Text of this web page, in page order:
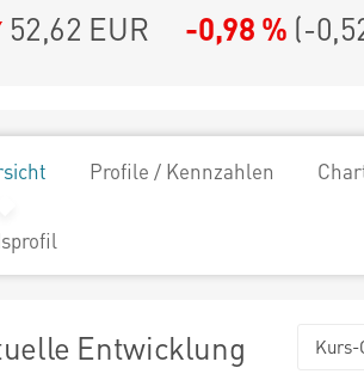
52,62 EUR -0,98 % (-
Profile / Kennzahlen
Entwicklung Kurs-